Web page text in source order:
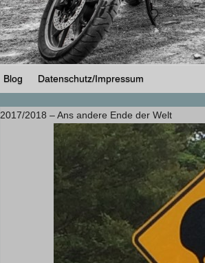
Blog Datenschutz/Impressum
2017/2018 – Ans andere Ende der Welt